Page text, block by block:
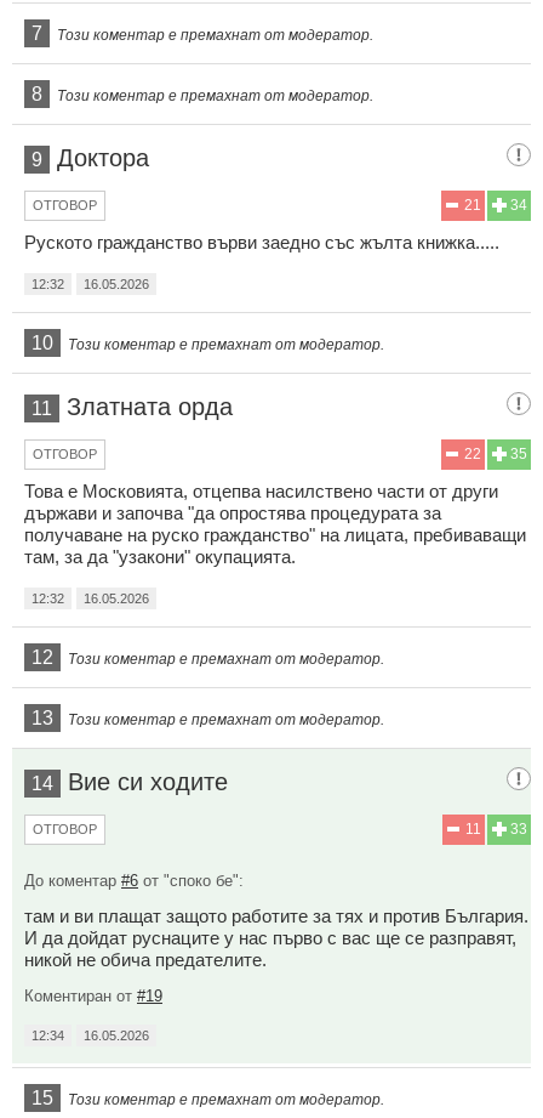
7 Този коментар е премахнат от модератор.
8 Този коментар е премахнат от модератор.
9 Доктора
34
21
ОТГОВОР
Руското гражданство върви заедно със жълта книжка.....
12:32 16.05.2026
10 Този коментар е премахнат от модератор.
11 Златната орда
35
22
ОТГОВОР
Това е Московията, отцепва насилствено части от други
държави и започва "да опростява процедурата за
получаване на руско гражданство" на лицата, пребиваващи
там, за да "узакони" окупацията.
12:32 16.05.2026
12 Този коментар е премахнат от модератор.
13 Този коментар е премахнат от модератор.
14 Вие си ходите
33
11
ОТГОВОР
До коментар #6 от "споко бе":
там и ви плащат защото работите за тях и против България.
И да дойдат руснаците у нас първо с вас ще се разправят,
никой не обича предателите.
Коментиран от #19
12:34 16.05.2026
15 Този коментар е премахнат от модератор.